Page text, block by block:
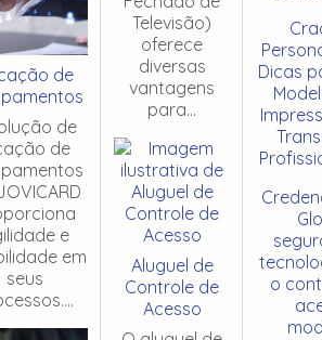
de
de
de
e
em
seus
Televisão)
oferece
diversas
vantagens
para...
Aluguel de
Controle de
Acesso
Dicas
o